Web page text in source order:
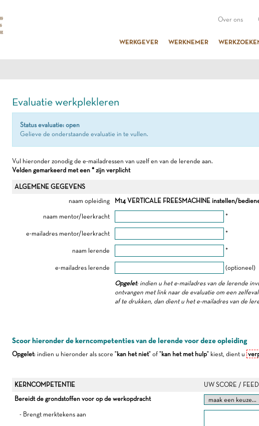
Over ons
WERKGEVER WERKNEMER
Evaluatie werkplekleren
Status evaluatie: open
Gelieve de onderstaande evaluatie in te vullen.
Vul hieronder zonodig de e-mailadressen van uzelf en van de lerende aan.
Velden gemarkeerd met een * zijn verplicht
ALGEMENE GEGEVENS
naam opleiding
M14 VERTICALE FREESMACHINE instellen/
naam mentor/leerkracht *
e-mailadres mentor/leerkracht *
naam lerende *
e-mailadres lerende (optioneel)
Opgelet: indien u het e-mailadres van de lerende
ontvangen met link naar de evaluatie om een
af te drukken, dan dient u het e-mailadres van de
Scoor hieronder de kerncompetenties van de lerende voor deze opleiding
Opgelet: indien u hieronder als score "kan het niet" of "kan het met hulp" kiest, dient u
KERNCOMPETENTIE UW SCORE /
Bereidt de grondstoffen voor op de werkopdracht
- Brengt merktekens aan